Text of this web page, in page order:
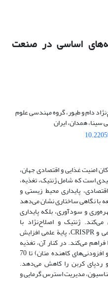
اساسی در صنعت
دام و طیور، گروه مهندسی علوم
همدان، ایران
امنیت غذایی و اقتصادی جهان،
است که شامل ژنتیک، تغذیه،
پایداری محیط زیستی و
با نگاهی ساختاری نشان ‌می‌دهد
و سودآوری، بلکه پایداری
ژنتیک و اصلاح‌نژاد با
فناوری‌های پیشرو نظیر انتخاب ژنومی و CRISPR، پایة علمی افزایش
می‌کند. در کنار آن، تغذیه
علمی (با تمرکز بر جیره‌های TMR و افزودنی‌های کاهنده متان) تا 70
ردپای کربن را کاهش می‌دهد.
مدیریت استرس گرمایی و